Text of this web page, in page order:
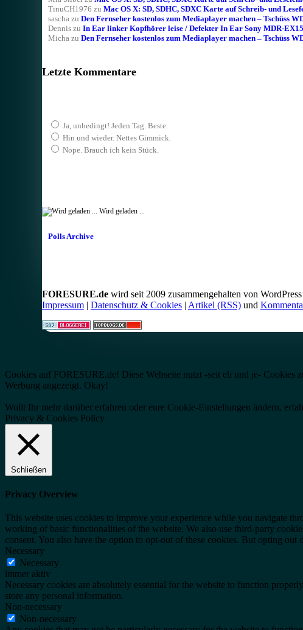
TinuCH1976 zu Mac OS X: SD, SDHC, SDXC Karte auf Schreib- und
saschazu Den Fernseher kostenlos zum Mediaplayer machen – Tschüss
Denniszu In Ear linker Kopfhörer leise / Defekter In Ear Sony MDR-
Michazu Den Fernseher kostenlos zum Mediaplayer machen – Tschüss
Letzte Kommentare
Ja, unbedingt! Jeden Tag. Beste.
Hin und wieder. Nettes Gimmick.
Nope. Brauch ich kein Stück.
Wird geladen ...
Polls Archive
FORESURE.dewird seit 2009 zusammengehalten von
Impressum| Datenschutz & Cookies| Artikel (RSS)und
Cookies auf FORESURE.de! Diese Webseite nutzt -seit eh und je- Cookies
Werbung angezeigt. Okay!
Wollt Ihr mehr darüber erfahren oder eure Cookie-Einstellungen ändern,
Privacy & Cookies Policy
Schließen
Privacy Overview
This website uses cookies to improve your experience while you navigate
working of basic functionalities of the website. We also use third-party
consent. You also have the option to opt-out of these cookies. But opting
Necessary
Necessary
immer aktiv
Necessary cookies are absolutely essential for the website to function
store any personal information.
Non-necessary
Non-necessary